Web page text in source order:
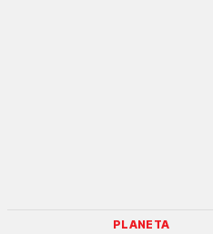
PLANETA